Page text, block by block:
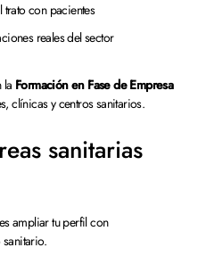
con pacientes
reales del sector
la Formación en Fase de Empresa
clínicas y centros sanitarios.
sanitarias
ampliar tu perfil con